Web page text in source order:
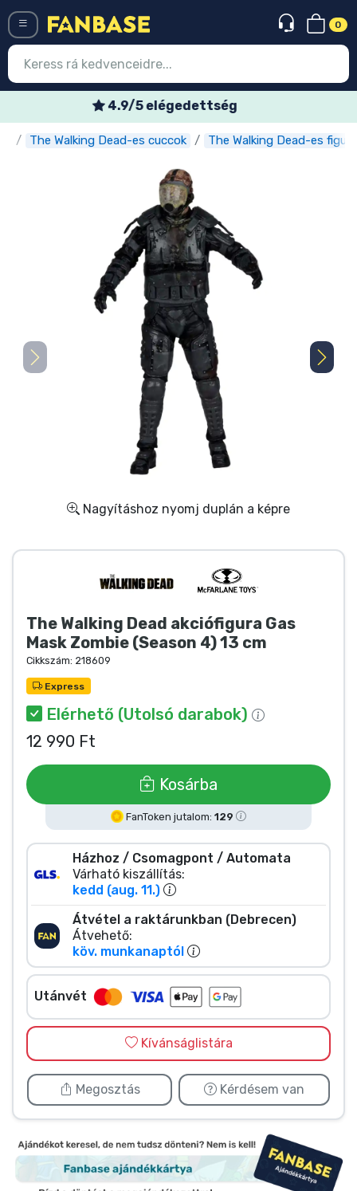
0
Heti akciós ajánlatok
The Walking Dead-es cuccok The Walking Dead-es
Nagyításhoz nyomj duplán a képre
The Walking Dead akciófigura Gas
Mask Zombie (Season 4) 13 cm
Cikkszám: 218609
Express
Elérhető (Utolsó darabok)
12 990 Ft
Kosárba
FanToken jutalom: 129
Házhoz / Csomagpont / Automata
Várható kiszállítás:
kedd (aug. 11.)
Átvétel a raktárunkban (Debrecen)
Átvehető:
köv. munkanaptól
Utánvét
Kívánságlistára
Megosztás Kérdésem van
Belépés Regisztráció
Akciós ajánlatok
Express szállítás
Előrendelhető cuccok
Ajándékkártya
Szállítás és fizetés
Sorozatos cuccok
Animés cuccok
Gamer cuccok
Sportos cuccok
Zenés cuccok
Terméktípusok